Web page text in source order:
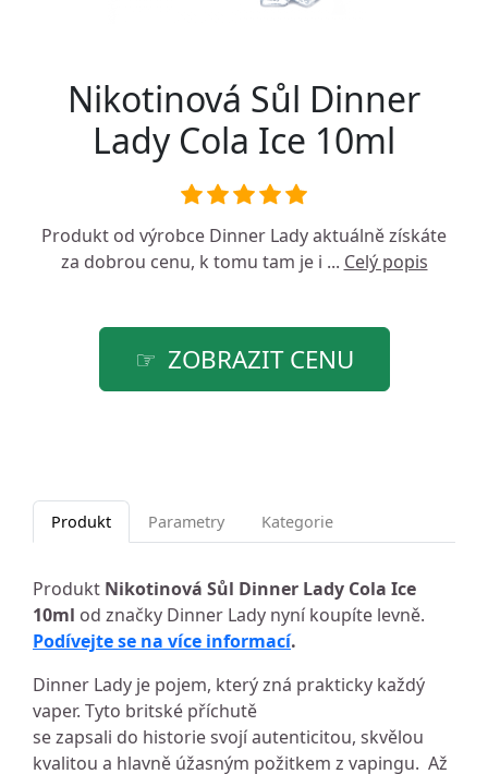
Nikotinová Sůl Dinner
Lady Cola Ice 10ml
Produkt od výrobce Dinner Ladyaktuálně získáte
za dobrou cenu, k tomu tam je i ... Celý popis
ZOBRAZIT CENU
Produkt Parametry Kategorie
Produkt Nikotinová Sůl Dinner Lady Cola Ice
10ml od značky Dinner Lady nyní koupíte levně.
Podívejte se na více informací.
Dinner Lady je pojem, který zná prakticky každý
vaper. Tyto britské příchutě
se zapsali do historie svojí autenticitou, skvělou
kvalitou a hlavně úžasným požitkem z vapingu. Až